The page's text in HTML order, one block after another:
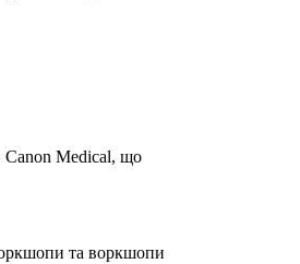
Canon Medical, що
та воркшопи